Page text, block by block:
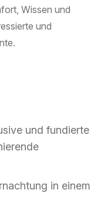
Wissen und
und
und fundierte
in einem